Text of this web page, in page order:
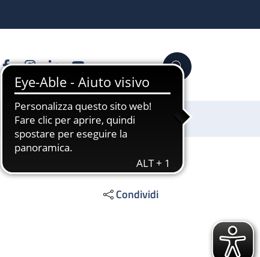
FacebookInstagram
LinkedinYouTube Cerca
Sostienici
Reparto di Degenza Bassa Intensità
Condividi